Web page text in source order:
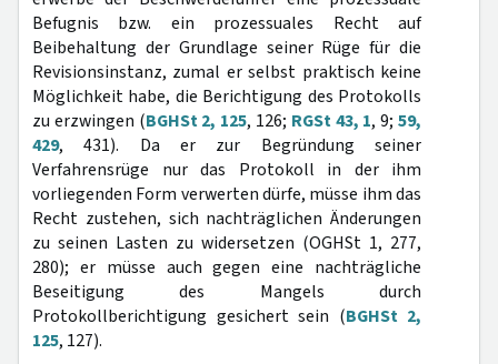
Befugnis bzw. ein prozessuales Recht auf
Beibehaltung der Grundlage seiner Rüge für die
Revisionsinstanz, zumal er selbst praktisch keine
Möglichkeit habe, die Berichtigung des Protokolls
zu erzwingen (BGHSt 2, 125, 126; RGSt 43, 1, 9;59,
429, 431). Da er zur Begründung seiner
Verfahrensrüge nur das Protokoll in der ihm
vorliegenden Form verwerten dürfe, müsse ihm das
Recht zustehen, sich nachträglichen Änderungen
zu seinen Lasten zu widersetzen (OGHSt 1, 277,
280); er müsse auch gegen eine nachträgliche
Beseitigung des Mangels durch
Protokollberichtigung gesichert sein (BGHSt 2,
125, 127).